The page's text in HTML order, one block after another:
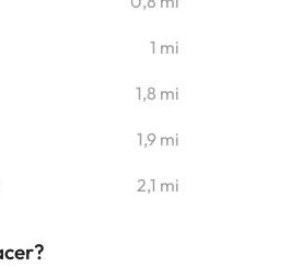
1 mi
1,8 mi
1,9 mi
2,1 mi